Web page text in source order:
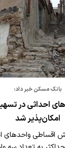
بانک مسکن خبر داد:
احداثی در
امکان‌پذیر شد
اقساطی واحدهای